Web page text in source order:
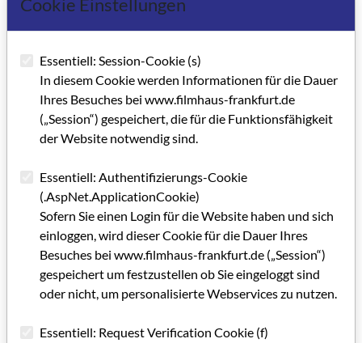
Cookie Einstellungen
Essentiell: Session-Cookie (s)
In diesem Cookie werden Informationen für die Dauer
Ihres Besuches bei www.filmhaus-frankfurt.de
(„Session“) gespeichert, die für die Funktionsfähigkeit
der Website notwendig sind.
Essentiell: Authentifizierungs-Cookie
(.AspNet.ApplicationCookie)
Sofern Sie einen Login für die Website haben und sich
einloggen, wird dieser Cookie für die Dauer Ihres
Besuches bei www.filmhaus-frankfurt.de („Session“)
gespeichert um festzustellen ob Sie eingeloggt sind
oder nicht, um personalisierte Webservices zu nutzen.
Essentiell: Request Verification Cookie (f)